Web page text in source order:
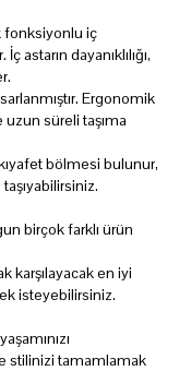
fonksiyonlu iç
astarın dayanıklılığı,
Ergonomik
uzun süreli taşıma
bölmesi bulunur,
birçok farklı ürün
karşılayacak en iyi
isteyebilirsiniz.
stilinizi tamamlamak